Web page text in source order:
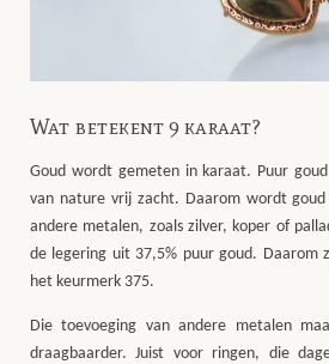
Wat betekent 9 karaat?
Goud wordt gemeten in karaat. Puur
van nature vrij zacht. Daarom wordt
andere metalen, zoals zilver, koper of
de legering uit 37,5% puur goud. Daarom
het keurmerk 375.
Die toevoeging van andere metalen
draagbaarder. Juist voor ringen, die